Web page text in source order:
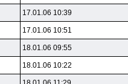
17.01.06 10:39
17.01.06 10:51
18.01.06 09:55
18.01.06 10:22